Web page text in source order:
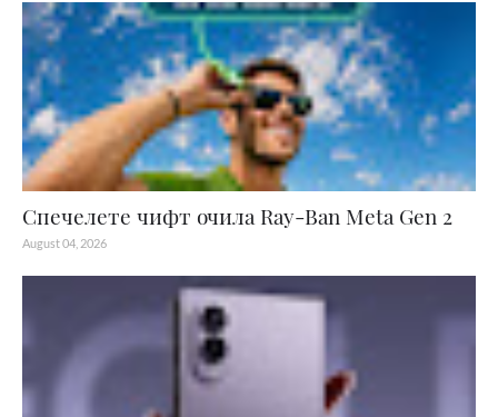
Спечелете чифт очила Ray-Ban Meta Gen 2
August 04, 2026